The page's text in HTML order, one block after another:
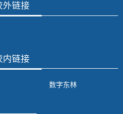
外链接
内链接
数字东林